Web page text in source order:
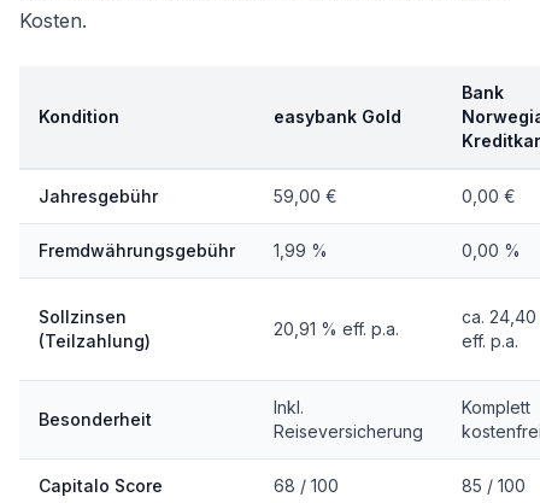
Kosten.
Kondition easybank Gold
Bank
Jahresgebühr 59,00 € 0,00 €
Fremdwährungsgebühr 1,99 % 0,00 %
Sollzinsen
(Teilzahlung)
20,91 % eff. p.a.
ca.
eff. p.a.
Besonderheit
Inkl.
Reiseversicherung
Komplett
Capitalo Score 68 / 100 85 / 100